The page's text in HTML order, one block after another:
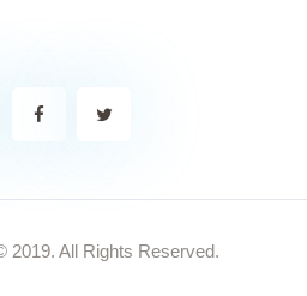
2019. All Rights Reserved.